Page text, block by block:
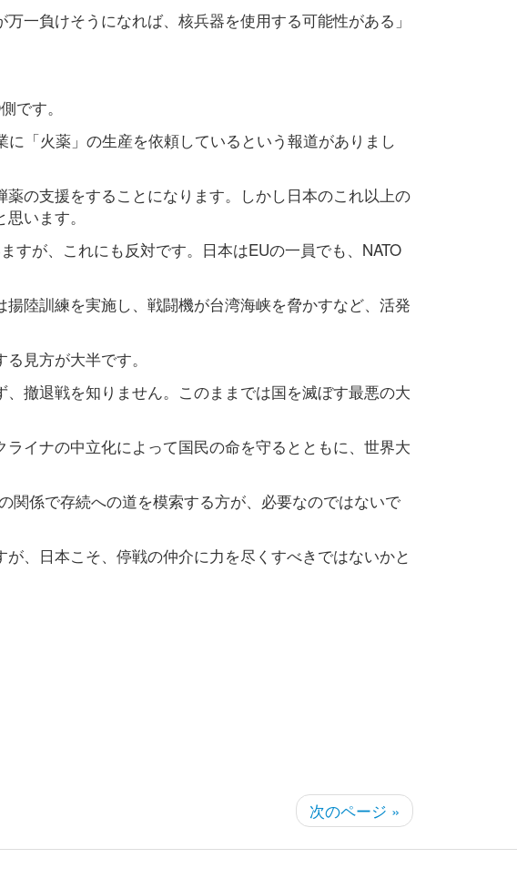
一負けそうになれば、核兵器を使用する可能性がある」
です。
「火薬」の生産を依頼しているという報道がありまし
の支援をすることになります。しかし日本のこれ以上の
います。
すが、これにも反対です。日本はEUの一員でも、NATO
陸訓練を実施し、戦闘機が台湾海峡を脅かすなど、活発
見方が大半です。
撤退戦を知りません。このままでは国を滅ぼす最悪の大
イナの中立化によって国民の命を守るとともに、世界大
関係で存続への道を模索する方が、必要なのではないで
、日本こそ、停戦の仲介に力を尽くすべきではないかと
次のページ »